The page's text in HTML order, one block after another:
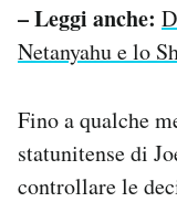
– Leggi anche:
Netanyahu e lo
Fino a qualche
statunitense di
controllare le